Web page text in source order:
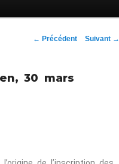
Navigation
← Précédent Suivant →
30 mars